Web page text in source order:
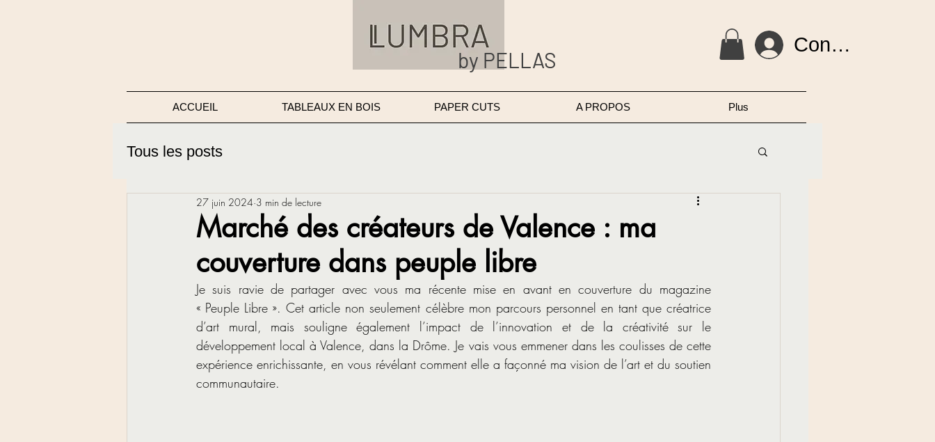
by PELLAS
Connexion
ACCUEIL TABLEAUX EN BOIS PAPER CUTS A PROPOS Plus
Tous les posts
Marché des créateurs de Valence : ma
couverture dans peuple libre
27 juin 2024 3 min de lecture
Je suis ravie de partager avec vous ma récente mise en avant en couverture du magazine
« Peuple Libre ». Cet article non seulement célèbre mon parcours personnel en tant que créatrice
d’art mural, mais souligne également l’impact de l’innovation et de la créativité sur le
développement local à Valence, dans la Drôme. Je vais vous emmener dans les coulisses de cette
expérience enrichissante, en vous révélant comment elle a façonné ma vision de l’art et du soutien
communautaire.